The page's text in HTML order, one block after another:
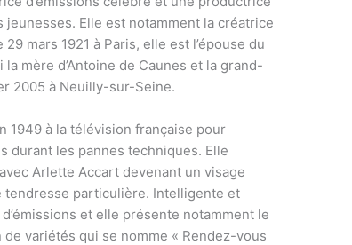
Elle est notamment la créatrice
mars 1921 à Paris, elle est l’épouse du
mère d’Antoine de Caunes et la grand-
2005 à Neuilly-sur-Seine.
1949 à la télévision française pour
durant les pannes techniques. Elle
Arlette Accart devenant un visage
tendresse particulière. Intelligente et
et elle présente notamment le
de variétés qui se nomme « Rendez-vous